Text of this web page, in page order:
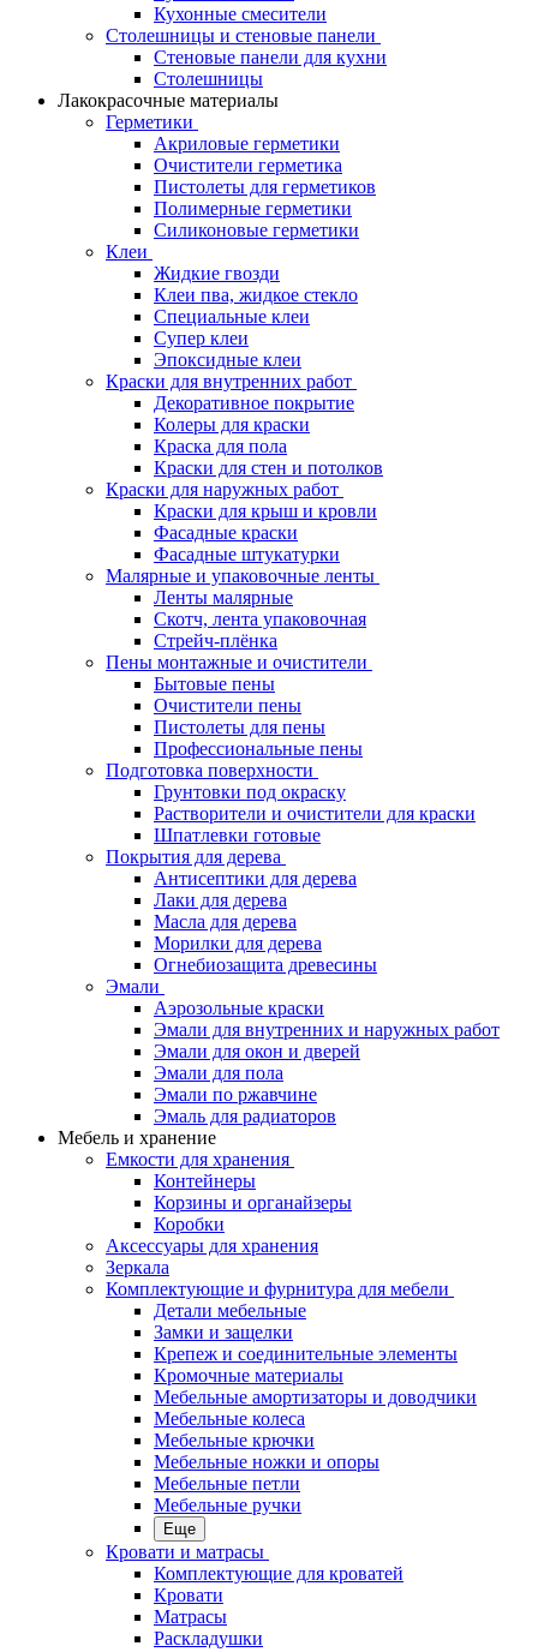
Кухонные смесители
Столешницы и стеновые панели
Стеновые панели для кухни
Столешницы
Лакокрасочные материалы
Герметики
Акриловые герметики
Очистители герметика
Пистолеты для герметиков
Полимерные герметики
Силиконовые герметики
Клеи
Жидкие гвозди
Клеи пва, жидкое стекло
Специальные клеи
Супер клеи
Эпоксидные клеи
Краски для внутренних работ
Декоративное покрытие
Колеры для краски
Краска для пола
Краски для стен и потолков
Краски для наружных работ
Краски для крыш и кровли
Фасадные краски
Фасадные штукатурки
Малярные и упаковочные ленты
Ленты малярные
Скотч, лента упаковочная
Стрейч-плёнка
Пены монтажные и очистители
Бытовые пены
Очистители пены
Пистолеты для пены
Профессиональные пены
Подготовка поверхности
Грунтовки под окраску
Растворители и очистители для краски
Шпатлевки готовые
Покрытия для дерева
Антисептики для дерева
Лаки для дерева
Масла для дерева
Морилки для дерева
Огнебиозащита древесины
Эмали
Аэрозольные краски
Эмали для внутренних и наружных работ
Эмали для окон и дверей
Эмали для пола
Эмали по ржавчине
Эмаль для радиаторов
Мебель и хранение
Емкости для хранения
Контейнеры
Корзины и органайзеры
Коробки
Аксессуары для хранения
Зеркала
Комплектующие и фурнитура для мебели
Детали мебельные
Замки и защелки
Крепеж и соединительные элементы
Кромочные материалы
Мебельные амортизаторы и доводчики
Мебельные колеса
Мебельные крючки
Мебельные ножки и опоры
Мебельные петли
Мебельные ручки
Еще
Кровати и матрасы
Комплектующие для кроватей
Кровати
Матрасы
Раскладушки